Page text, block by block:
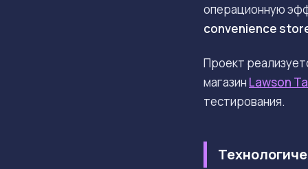
операционную
convenience
Проект
магазин Lawson
тестирования.